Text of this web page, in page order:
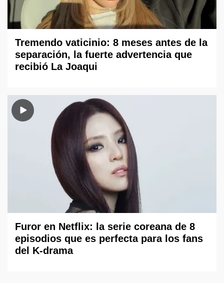
Tremendo vaticinio: 8 meses antes de la
separación, la fuerte advertencia que
recibió La Joaqui
Furor en Netflix: la serie coreana de 8
episodios que es perfecta para los fans
del K-drama